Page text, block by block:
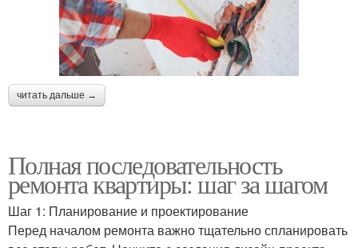
читать дальше →
Полная последовательность
ремонта квартиры: шаг за шагом
Шаг 1: Планирование и проектирование
Перед началом ремонта важно тщательно спланировать